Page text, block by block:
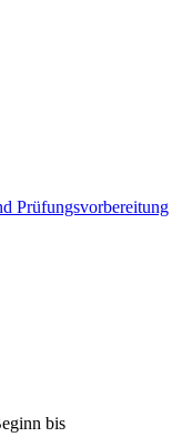
Prüfungsvorbereitung
bis